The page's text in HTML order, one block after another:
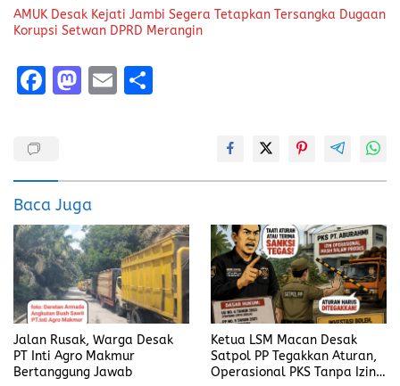
AMUK Desak Kejati Jambi Segera Tetapkan Tersangka Dugaan
Korupsi Setwan DPRD Merangin
F
o
o
k
M
d
o
n
E
Baca Juga
Jalan Rusak, Warga Desak
PT Inti Agro Makmur
Bertanggung Jawab
Ketua LSM Macan Desak
Satpol PP Tegakkan Aturan,
Operasional PKS Tanpa Izin